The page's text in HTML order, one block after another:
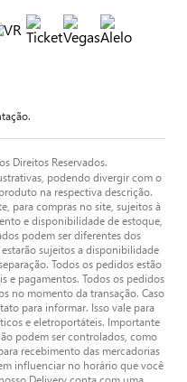
Direitos Reservados.
podendo divergir com o
na respectiva descrição.
para compras no site, sujeitos à
e disponibilidade de estoque,
podem ser diferentes dos
sujeitos a disponibilidade
Todos os pedidos estão
e pagamentos. Todos os pedidos
no momento da transação. Caso
para informar. Isso vale para
e eletroportáteis. Importante
podem ser controlados, como
recebimento das mercadorias
influenciar no horário que você